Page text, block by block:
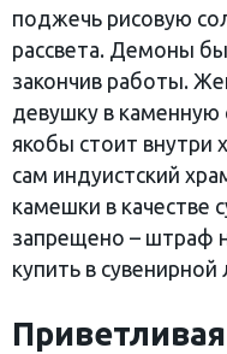
поджечь рисовую
рассвета. Демоны
закончив работы.
девушку в каменную
якобы стоит внутри
сам индуистский
камешки в качестве
запрещено – штраф
купить в